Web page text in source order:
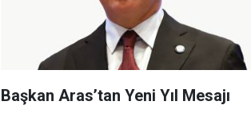
Başkan Aras’tan Yeni Yıl Mesajı